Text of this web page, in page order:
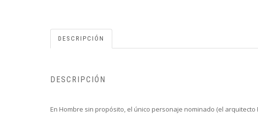
DESCRIPCIÓN
DESCRIPCIÓN
En Hombre sin propósito, el único personaje nominado (el